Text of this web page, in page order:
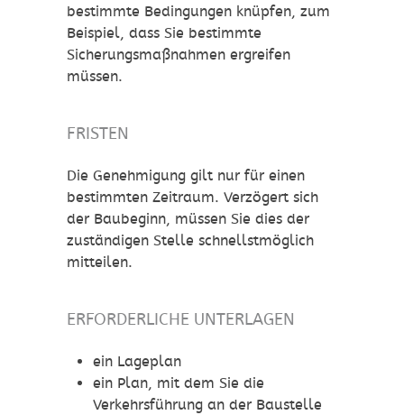
bestimmte Bedingungen knüpfen, zum
Beispiel, dass Sie bestimmte
Sicherungsmaßnahmen ergreifen
müssen.
FRISTEN
Die Genehmigung gilt nur für einen
bestimmten Zeitraum. Verzögert sich
der Baubeginn, müssen Sie dies der
zuständigen Stelle schnellstmöglich
mitteilen.
ERFORDERLICHE UNTERLAGEN
ein Lageplan
ein Plan, mit dem Sie die
Verkehrsführung an der Baustelle